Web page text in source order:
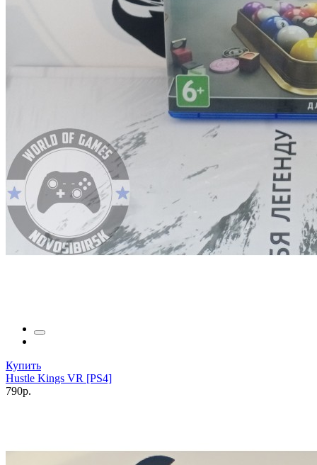
Купить
Hustle Kings VR [PS4]
790р.